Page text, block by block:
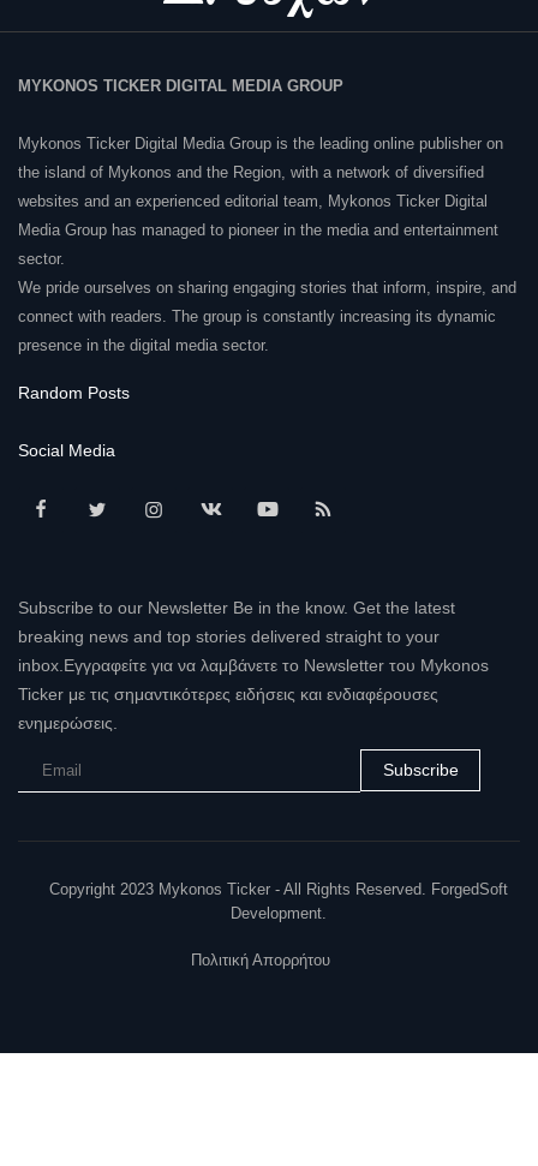
MYKONOS TICKER DIGITAL MEDIA GROUP
Mykonos Ticker Digital Media Group is the leading online publisher on
the island of Mykonos and the Region, with a network of diversified
websites and an experienced editorial team, Mykonos Ticker Digital
Media Group has managed to pioneer in the media and entertainment
sector.
We pride ourselves on sharing engaging stories that inform, inspire, and
connect with readers. The group is constantly increasing its dynamic
presence in the digital media sector.
Random Posts
Social Media
Subscribe to our Newsletter Be in the know. Get the latest
breaking news and top stories delivered straight to your
inbox.Εγγραφείτε για να λαμβάνετε το Newsletter του Mykonos
Ticker με τις σημαντικότερες ειδήσεις και ενδιαφέρουσες
ενημερώσεις.
Subscribe
Copyright 2023 Mykonos Ticker - All Rights Reserved. ForgedSoft
Development.
Πολιτική Απορρήτου